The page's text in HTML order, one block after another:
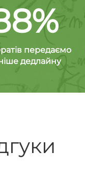
передаємо
дедлайну